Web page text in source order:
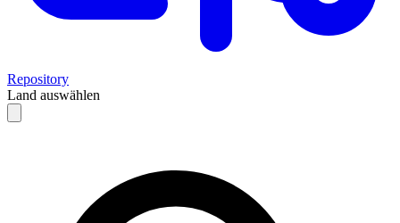
Repository
Land auswählen